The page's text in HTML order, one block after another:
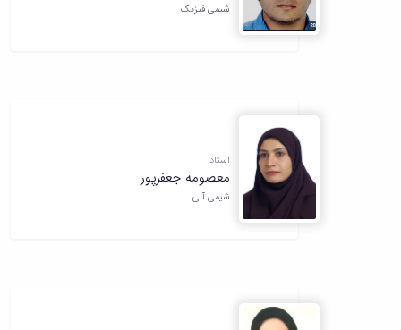
شیمی فیزیک
استاد
معصومه جعفرپور
شیمی آلی